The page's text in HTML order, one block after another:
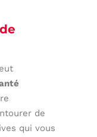
de
qui vous